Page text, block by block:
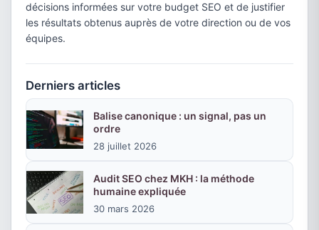
décisions informées sur votre budget SEO et de justifier
les résultats obtenus auprès de votre direction ou de vos
équipes.
Derniers articles
Balise canonique : un signal, pas un
ordre
28 juillet 2026
Audit SEO chez MKH : la méthode
humaine expliquée
30 mars 2026